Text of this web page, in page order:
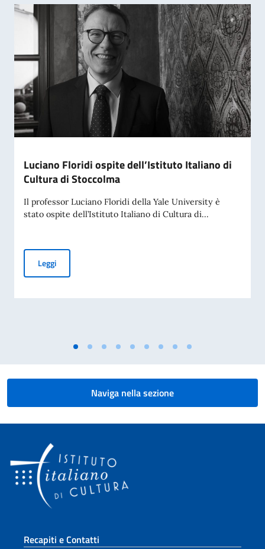
Luciano Floridi ospite dell’Istituto Italiano di
Cultura di Stoccolma
Il professor Luciano Floridi della Yale University è
stato ospite dell’Istituto Italiano di Cultura di...
LeggiLuciano Floridi ospite dell’Istituto Italiano di Cultura di
Naviga nella sezione
Sezione footer
Recapiti e Contatti